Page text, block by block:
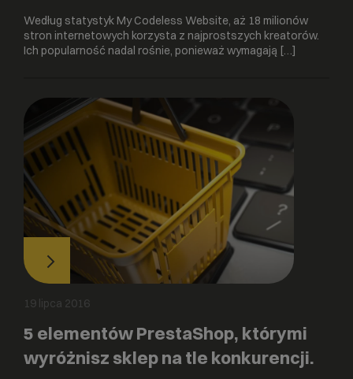
Według statystyk My Codeless Website, aż 18 milionów
stron internetowych korzysta z najprostszych kreatorów.
Ich popularność nadal rośnie, ponieważ wymagają […]
19 lipca 2016
5 elementów PrestaShop, którymi
wyróżnisz sklep na tle konkurencji.